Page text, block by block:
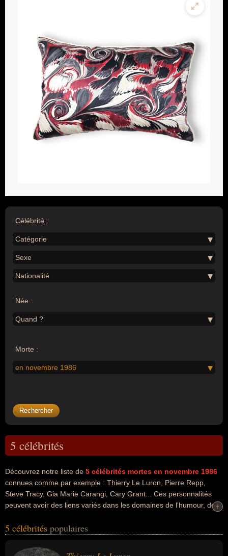
Célébrité :
Catégorie
Sexe
Nationalité
Née :
Quand ?
Morte :
en novembre 1986
5 célébrités
Découvrez notre liste de 5 célébrités mortes en novembre 1986
connues comme par exemple : Thierry Le Luron, Pierre Repp,
Steve Tracy, Gia Marie Carangi, Cary Grant... Ces personnalités
peuvent avoir des liens variés dans les domaines de l'humour, de
peuvent également avoir été artiste, chanteur, comique, imitateur,
leurs nationalités au moment de leurs morts, ils peuvent avoir été
+
+
5 célébrités populaires